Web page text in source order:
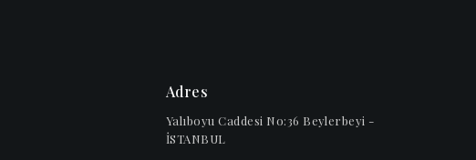
Adres
Yalıboyu Caddesi No:36 Beylerbeyi -
İSTANBUL